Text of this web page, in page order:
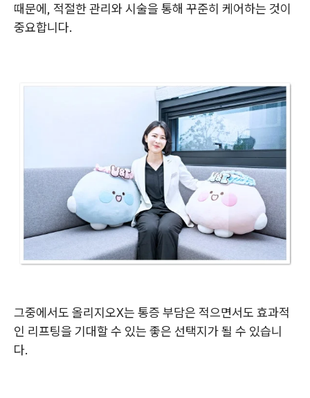
때문에, 적절한 관리와 시술을 통해 꾸준히 케어하는 것이
중요합니다.
그중에서도 올리지오X는 통증 부담은 적으면서도 효과적
인 리프팅을 기대할 수 있는 좋은 선택지가 될 수 있습니
다.